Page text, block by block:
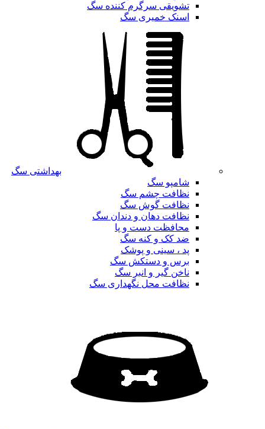
تشویقی سرگرم کننده سگ
اسنک خمیری سگ
بهداشتی سگ
شامپو سگ
نظافت چشم سگ
نظافت گوش سگ
نظافت دهان و دندان سگ
محافظت دست و پا
ضد کک و کنه سگ
پد ، سینی و پوشک
برس و دستکش سگ
ناخن گیر و انبر سگ
نظافت محل نگهداری سگ